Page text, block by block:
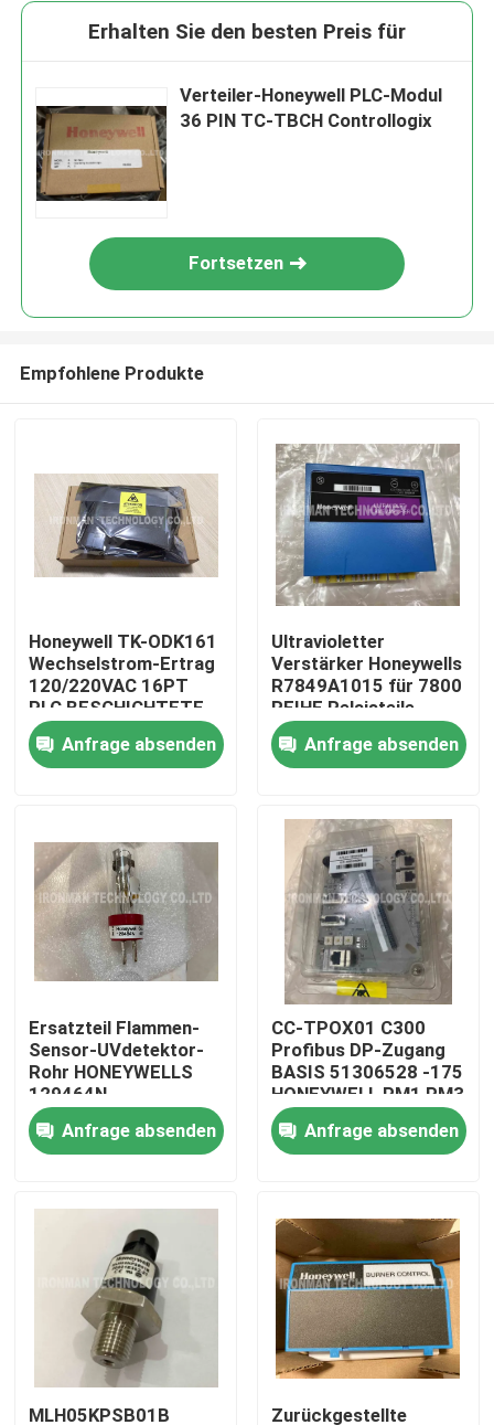
Über uns
Kontakte
Plc-Steuereinheit
Honeywell PLC-Modul
Prüfer Honeywells HC900
Modul Honeywells FSC
Honeywell verkabeln Produkte
Honeywell-Batterie-Satz
Erhalten Sie den besten Preis für
Verteiler-Honeywell PLC-Modul
36 PIN TC-TBCH Controllogix
Fortsetzen
Empfohlene Produkte
Honeywell TK-ODK161
Wechselstrom-Ertrag
120/220VAC 16PT
PLC BESCHICHTETE
analoger Modul-I O
Anfrage absenden
Ultravioletter
Verstärker Honeywells
R7849A1015 für 7800
REIHE Relaisteile
Anfrage absenden
Ersatzteil Flammen-
Sensor-UVdetektor-
Rohr HONEYWELLS
129464N
Anfrage absenden
CC-TPOX01 C300
Profibus DP-Zugang
BASIS 51306528 -175
HONEYWELL PM1 PM3
Anfrage absenden
MLH05KPSB01B Zurückgestellte